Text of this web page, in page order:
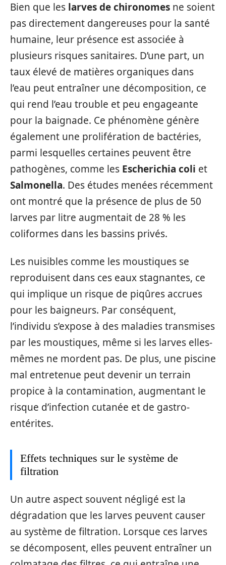
Bien que les larves de chironomes ne soient
pas directement dangereuses pour la santé
humaine, leur présence est associée à
plusieurs risques sanitaires. D’une part, un
taux élevé de matières organiques dans
l’eau peut entraîner une décomposition, ce
qui rend l’eau trouble et peu engageante
pour la baignade. Ce phénomène génère
également une prolifération de bactéries,
parmi lesquelles certaines peuvent être
pathogènes, comme les Escherichia coli et
Salmonella. Des études menées récemment
ont montré que la présence de plus de 50
larves par litre augmentait de 28 % les
coliformes dans les bassins privés.
Les nuisibles comme les moustiques se
reproduisent dans ces eaux stagnantes, ce
qui implique un risque de piqûres accrues
pour les baigneurs. Par conséquent,
l’individu s’expose à des maladies transmises
par les moustiques, même si les larves elles-
mêmes ne mordent pas. De plus, une piscine
mal entretenue peut devenir un terrain
propice à la contamination, augmentant le
risque d’infection cutanée et de gastro-
entérites.
Effets techniques sur le système de
filtration
Un autre aspect souvent négligé est la
dégradation que les larves peuvent causer
au système de filtration. Lorsque ces larves
se décomposent, elles peuvent entraîner un